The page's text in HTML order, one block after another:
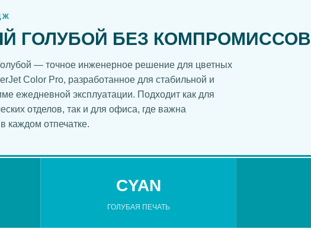
ГОЛУБОЙ БЕЗ КОМПРОМИССОВ
— точное инженерное решение для цветных
Color Pro, разработанное для стабильной и
ежедневной эксплуатации. Подходит как для
отделов, так и для офиса, где важна
каждом отпечатке.
CYAN
ГОЛУБАЯ ПЕЧАТЬ